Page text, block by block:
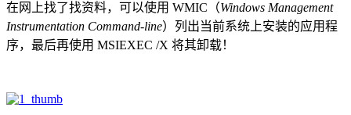
在网上找了找资料，可以使用 WMIC（Windows Management
Instrumentation Command-line）列出当前系统上安装的应用程
序，最后再使用 MSIEXEC /X 将其卸载！